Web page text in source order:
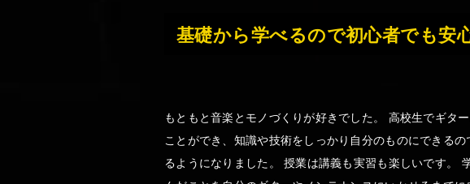
基礎から学べるので初心者でも安
もともと音楽とモノづくりが好きでした。 高校生でギタ
ことができ、知識や技術をしっかり自分のものにできる
るようになりました。 授業は講義も実習も楽しいです。